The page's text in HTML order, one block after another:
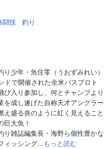
闘技 釣り
少年・魚住零（うおずみれい）
ドで開催された全米バスプロト
入り参加し、何とチャンプより
を成し遂げた自称天才アングラー
盛る炎のように紅く見えること
大魚！
り雑誌編集長・海野ら個性豊かな
ィッシング...もっと読む